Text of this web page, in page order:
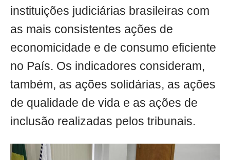
instituições judiciárias brasileiras com
as mais consistentes ações de
economicidade e de consumo eficiente
no País. Os indicadores consideram,
também, as ações solidárias, as ações
de qualidade de vida e as ações de
inclusão realizadas pelos tribunais.